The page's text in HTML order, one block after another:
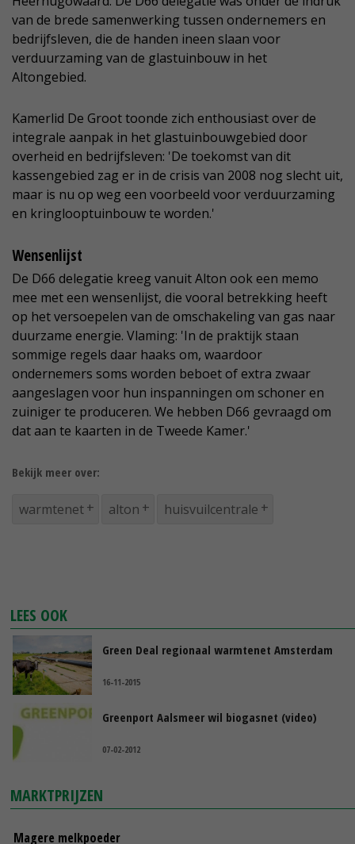
van de brede samenwerking tussen ondernemers en
bedrijfsleven, die de handen ineen slaan voor
verduurzaming van de glastuinbouw in het
Altongebied.
Kamerlid De Groot toonde zich enthousiast over de
integrale aanpak in het glastuinbouwgebied door
overheid en bedrijfsleven: 'De toekomst van dit
kassengebied zag er in de crisis van 2008 nog slecht uit,
maar is nu op weg een voorbeeld voor verduurzaming
en kringlooptuinbouw te worden.'
Wensenlijst
De D66 delegatie kreeg vanuit Alton ook een memo
mee met een wensenlijst, die vooral betrekking heeft
op het versoepelen van de omschakeling van gas naar
duurzame energie. Vlaming: 'In de praktijk staan
sommige regels daar haaks om, waardoor
ondernemers soms worden beboet of extra zwaar
aangeslagen voor hun inspanningen om schoner en
zuiniger te produceren. We hebben D66 gevraagd om
dat aan te kaarten in de Tweede Kamer.'
Bekijk meer over:
warmtenet alton huisvuilcentrale
LEES OOK
Green Deal regionaal warmtenet Amsterdam
16-11-2015
Greenport Aalsmeer wil biogasnet (video)
07-02-2012
MARKTPRIJZEN
Magere melkpoeder